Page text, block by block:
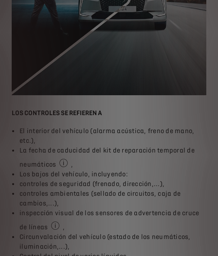
LOS CONTROLES SE REFIEREN A
El interior del vehículo (alarma acústica, freno de mano,
etc.),
La fecha de caducidad del kit de reparación temporal de
neumáticos
Según equipamiento
Los bajos del vehículo, incluyendo:
controles de seguridad (frenado, dirección,...),
controles ambientales (sellado de circuitos, caja de
cambios,...),
inspección visual de los sensores de advertencia de cruce
de líneas
Según equipamiento
Circunvalación del vehículo (estado de los neumáticos,
iluminación,...),